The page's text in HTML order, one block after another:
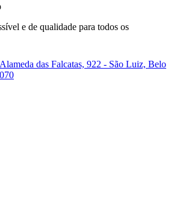
e de qualidade para todos os
Alameda das Falcatas, 922 - São Luiz, Belo